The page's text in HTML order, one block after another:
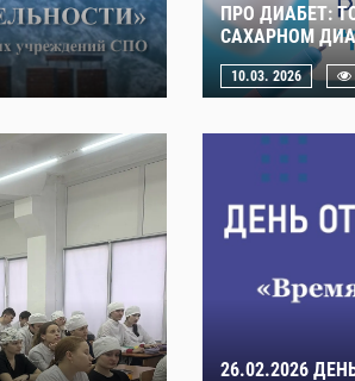
ПРО ДИАБЕТ:
САХАРНОМ
10.03. 2026
26.02.2026